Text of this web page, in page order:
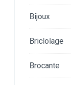
Bijoux
Briclolage
Brocante